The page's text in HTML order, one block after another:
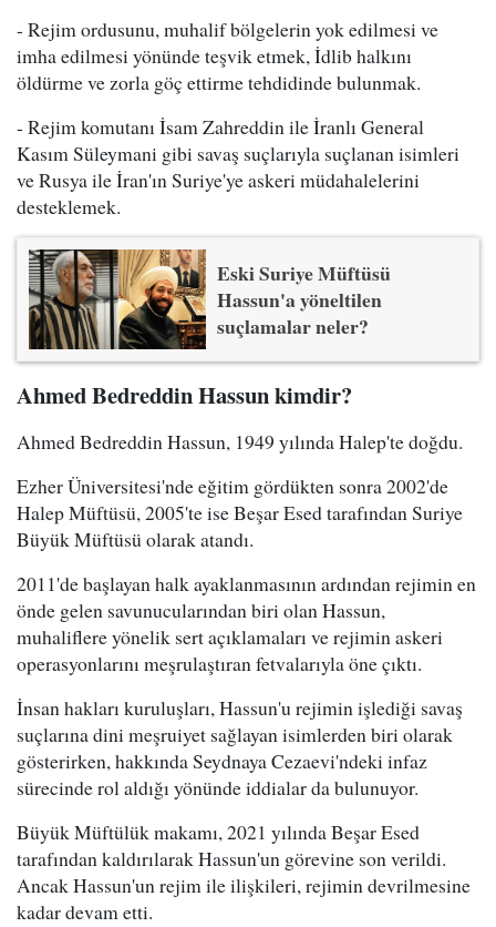
- Rejim ordusunu, muhalif bölgelerin yok edilmesi ve
imha edilmesi yönünde teşvik etmek, İdlib halkını
öldürme ve zorla göç ettirme tehdidinde bulunmak.
- Rejim komutanı İsam Zahreddin ile İranlı General
Kasım Süleymani gibi savaş suçlarıyla suçlanan isimleri
ve Rusya ile İran'ın Suriye'ye askeri müdahalelerini
desteklemek.
Eski Suriye Müftüsü
Hassun'a yöneltilen
suçlamalar neler?
Ahmed Bedreddin Hassun kimdir?
Ahmed Bedreddin Hassun, 1949 yılında Halep'te doğdu.
Ezher Üniversitesi'nde eğitim gördükten sonra 2002'de
Halep Müftüsü, 2005'te ise Beşar Esed tarafından Suriye
Büyük Müftüsü olarak atandı.
2011'de başlayan halk ayaklanmasının ardından rejimin en
önde gelen savunucularından biri olan Hassun,
muhaliflere yönelik sert açıklamaları ve rejimin askeri
operasyonlarını meşrulaştıran fetvalarıyla öne çıktı.
İnsan hakları kuruluşları, Hassun'u rejimin işlediği savaş
suçlarına dini meşruiyet sağlayan isimlerden biri olarak
gösterirken, hakkında Seydnaya Cezaevi'ndeki infaz
sürecinde rol aldığı yönünde iddialar da bulunuyor.
Büyük Müftülük makamı, 2021 yılında Beşar Esed
tarafından kaldırılarak Hassun'un görevine son verildi.
Ancak Hassun'un rejim ile ilişkileri, rejimin devrilmesine
kadar devam etti.